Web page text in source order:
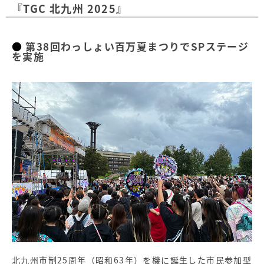
『TGC 北九州 2025』
第38回わっしょい百万夏まつりでSPステージ
を実施
北九州市制25周年（昭和63年）を機に誕生した市民参加型